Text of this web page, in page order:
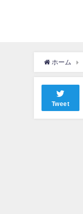
ホーム
Tweet